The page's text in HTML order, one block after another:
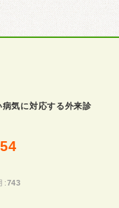
気に対応する外来診
:743